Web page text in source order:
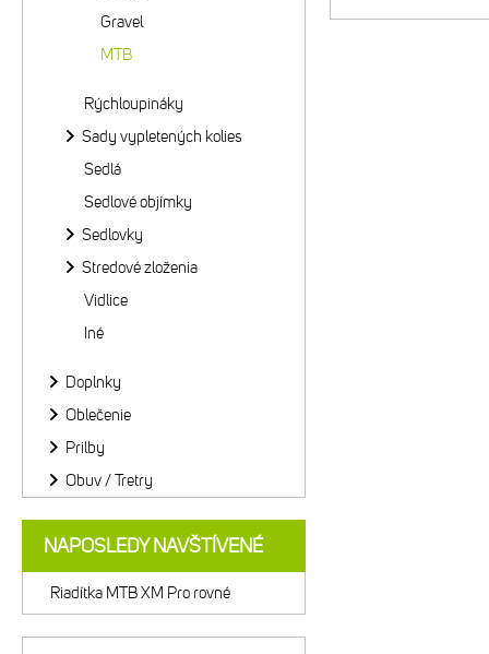
Gravel
MTB
Rýchloupináky
Sady vypletených kolies
Sedlá
Sedlové objímky
Sedlovky
Stredové zloženia
Vidlice
Iné
Doplnky
Oblečenie
Prilby
Obuv / Tretry
NAPOSLEDY NAVŠTÍVENÉ
Riadítka MTB XM Pro rovné